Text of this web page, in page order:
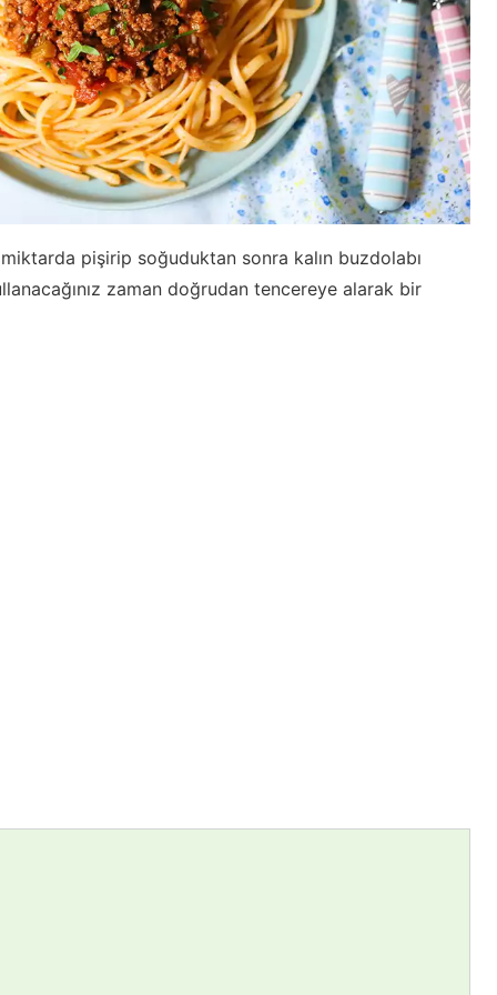
pişirip soğuduktan sonra kalın buzdolabı
zaman doğrudan tencereye alarak bir